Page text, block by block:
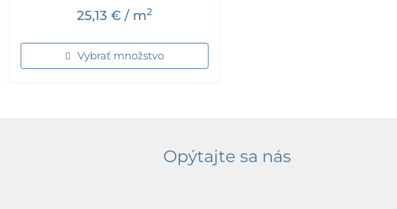
25,13 € / m2
Vybrať množstvo
Opýtajte sa nás